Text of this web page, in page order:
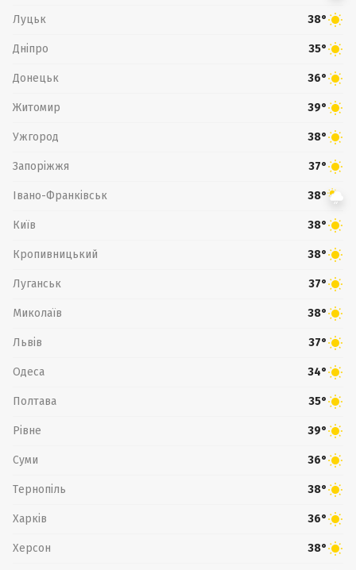
Луцьк 38°
Дніпро 35°
Донецьк 36°
Житомир 39°
Ужгород 38°
Запоріжжя 37°
Івано-Франківськ 38°
Київ 38°
Кропивницький 38°
Луганськ 37°
Миколаїв 38°
Львів 37°
Одеса 34°
Полтава 35°
Рівне 39°
Суми 36°
Тернопіль 38°
Харків 36°
Херсон 38°